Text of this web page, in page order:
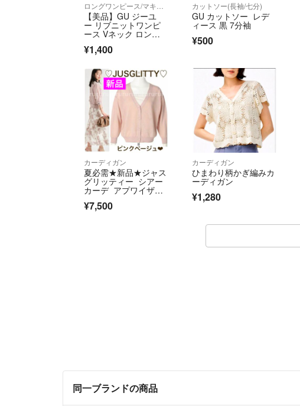
【美品】GU ジーユ
ー リブニットワンピ
ース Vネック ロン
¥1,400
カットソー(長袖/七分)
GU カットソー レデ
ィース 黒 7分袖
¥500
カーディガン
夏必需★新品★ジャス
グリッティー シアー
カーデ アプワイザー
¥7,500
カーディガン
ひまわり柄かぎ編みカ
ーディガン
¥1,280
同一ブランドの商品